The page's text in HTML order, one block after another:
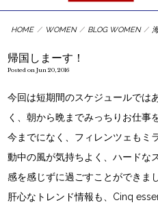
HOME / WOMEN / BLOG WOMEN /
帰国しまーす！
Posted on Jun 20, 2016
今回は短期間のスケジュールでは
く、朝から晩までみっちりお仕事
今までになく、フィレンツェもミ
動中の風が気持ちよく、ハードな
感を感じずに過ごすことができまし
肝心なトレンド情報も、Cinq